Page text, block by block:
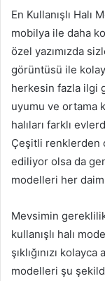
En Kullanışlı
mobilya ile daha
özel yazımızda
görüntüsü ile
herkesin fazla ilgi
uyumu ve ortama
halıları farklı
Çeşitli renklerden
ediliyor olsa da
modelleri her
Mevsimin
kullanışlı halı
şıklığınızı
modelleri şu